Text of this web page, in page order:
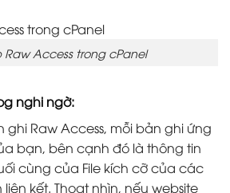
Raw Access trong cPanel
nghi ngờ:
Raw Access, mỗi bản ghi ứng
bạn, bên cạnh đó là thông tin
cùng của File kích cỡ của các
kết. Thoạt nhìn, nếu website